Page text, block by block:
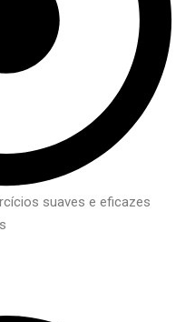
suaves e eficazes